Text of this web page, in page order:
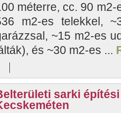
méterre, cc. 90
m2-es telekkel,
~15 m2-es
és ~30 m2-es ...
sarki